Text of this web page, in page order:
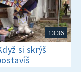
13:36
si skrýš